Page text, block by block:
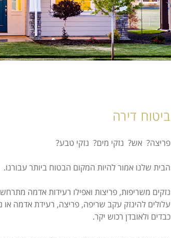
ביטוח דירה
פריצה? אש? נזקי מים? נזקי טבע?
הבית שלנו אמור להיות המקום הבטוח ביותר עבורנו.
נזקים משריפות, פריצות ואפילו רעידות אדמה
עלולים להינזק עקב שריפה, פריצה, רעידת אדמה או
כבדים ולאובדן רכוש יקר.